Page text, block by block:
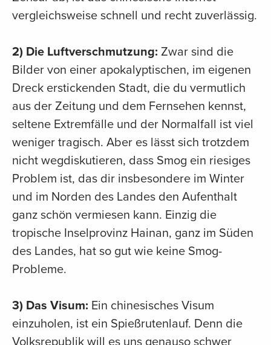
vergleichsweise schnell und recht zuverlässig.
2) Die Luftverschmutzung: Zwar sind die
Bilder von einer apokalyptischen, im eigenen
Dreck erstickenden Stadt, die du vermutlich
aus der Zeitung und dem Fernsehen kennst,
seltene Extremfälle und der Normalfall ist viel
weniger tragisch. Aber es lässt sich trotzdem
nicht wegdiskutieren, dass Smog ein riesiges
Problem ist, das dir insbesondere im Winter
und im Norden des Landes den Aufenthalt
ganz schön vermiesen kann. Einzig die
tropische Inselprovinz Hainan, ganz im Süden
des Landes, hat so gut wie keine Smog-
Probleme.
3) Das Visum: Ein chinesisches Visum
einzuholen, ist ein Spießrutenlauf. Denn die